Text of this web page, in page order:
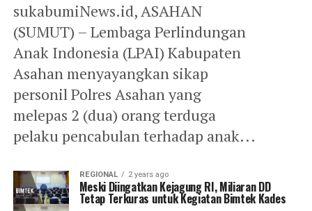
sukabumiNews.id, ASAHAN
(SUMUT) – Lembaga Perlindungan
Anak Indonesia (LPAI) Kabupaten
Asahan menyayangkan sikap
personil Polres Asahan yang
melepas 2 (dua) orang terduga
pelaku pencabulan terhadap anak...
REGIONAL 2 years ago
Meski Diingatkan Kejagung RI, Miliaran DD
Tetap Terkuras untuk Kegiatan Bimtek Kades